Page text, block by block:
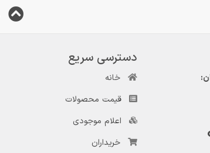
دسترسی سریع
خانه
قیمت محصولات
اعلام موجودی
خریداران